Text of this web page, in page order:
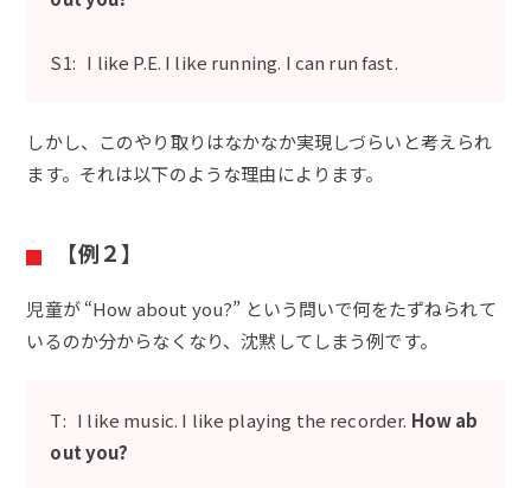
S1: I like P.E. I like running. I can run fast.
しかし、このやり取りはなかなか実現しづらいと考えられ
ます。それは以下のような理由によります。
【例２】
児童が “How about you?” という問いで何をたずねられて
いるのか分からなくなり、沈黙してしまう例です。
T: I like music. I like playing the recorder. How ab
out you?